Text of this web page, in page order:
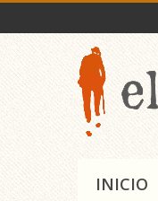
INICIO